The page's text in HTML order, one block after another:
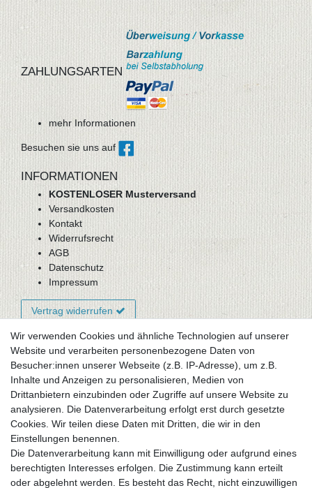
ZAHLUNGSARTEN
mehr Informationen
Besuchen sie uns auf
INFORMATIONEN
KOSTENLOSER Musterversand
Versandkosten
Kontakt
Widerrufsrecht
AGB
Datenschutz
Impressum
Vertrag widerrufen
Newsletter-Anmeldung
FAQ / Fragen
Mein Warenkorb
Mein Merkzettel
Mein Konto
UNSER LADENGESCHÄFT
Gottlieb-Daimler-Str. 10
33334 Gütersloh
Wir verwenden Cookies und ähnliche Technologien auf unserer
Website und verarbeiten personenbezogene Daten von
Besucher:innen unserer Webseite (z.B. IP-Adresse), um z.B.
Inhalte und Anzeigen zu personalisieren, Medien von
Drittanbietern einzubinden oder Zugriffe auf unsere Website zu
analysieren. Die Datenverarbeitung erfolgt erst durch gesetzte
Cookies. Wir teilen diese Daten mit Dritten, die wir in den
Einstellungen benennen.
Die Datenverarbeitung kann mit Einwilligung oder aufgrund eines
berechtigten Interesses erfolgen. Die Zustimmung kann erteilt
oder abgelehnt werden. Es besteht das Recht, nicht einzuwilligen